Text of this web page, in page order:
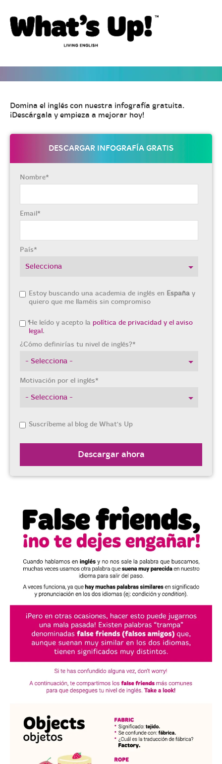
Domina el inglés con nuestra infografía gratuita.
¡Descárgala y empieza a mejorar hoy!
DESCARGAR INFOGRAFÍA GRATIS
Nombre*
Email*
País*
Estoy buscando una academia de inglés en España y
quiero que me llaméis sin compromiso
He leído y acepto la política de privacidad y el aviso
legal.
*
¿Cómo definirías tu nivel de inglés?*
Motivación por el inglés*
Suscríbeme al blog de What's Up